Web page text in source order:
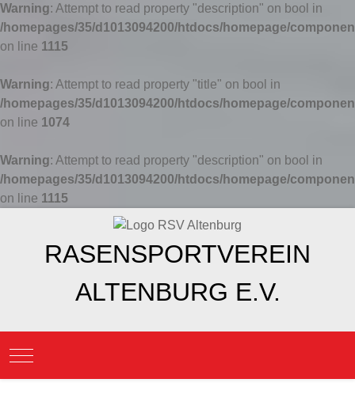
Warning: Attempt to read property "description" on bool in
/homepages/35/d1013094200/htdocs/homepage/
on line 1115
Warning: Attempt to read property "title" on bool in
/homepages/35/d1013094200/htdocs/homepage/
on line 1074
Warning: Attempt to read property "description" on bool in
/homepages/35/d1013094200/htdocs/homepage/
on line 1115
RASENSPORTVEREIN
ALTENBURG E.V.
Mobile Menu Toggle